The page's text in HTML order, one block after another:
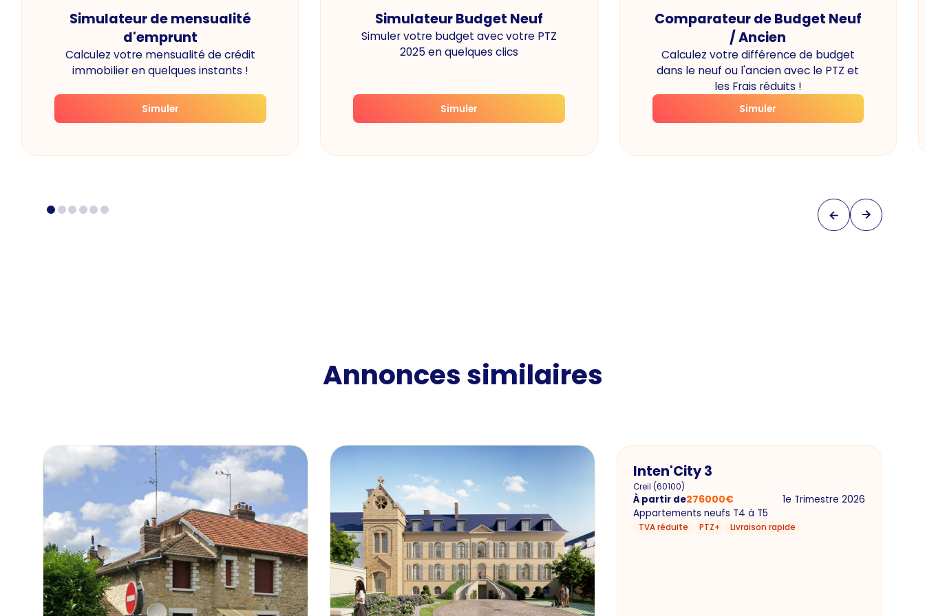
Simulateur de mensualité
d'emprunt
Calculez votre mensualité de crédit
immobilier en quelques instants !
Simuler
Simulateur Budget Neuf
Simuler votre budget avec votre PTZ
2025 en quelques clics
Simuler
Comparateur de Budget Neuf
/ Ancien
Calculez votre différence de budget
dans le neuf ou l'ancien avec le PTZ et
les Frais réduits !
Simuler
Annonces similaires
Inten'City 3
Creil (60100)
À partir de276000€
1e Trimestre 2026
Appartements neufs T4 à T5
TVA réduite PTZ+ Livraison rapide